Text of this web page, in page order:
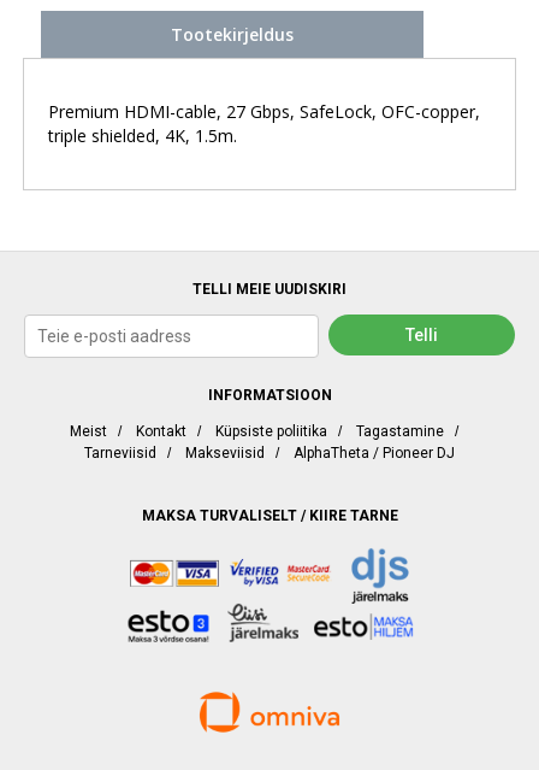
Tootekirjeldus
Premium HDMI-cable, 27 Gbps, SafeLock, OFC-copper,
triple shielded, 4K, 1.5m.
TELLI MEIE UUDISKIRI
INFORMATSIOON
Meist / Kontakt / Küpsiste poliitika / Tagastamine /
Tarneviisid
/ Makseviisid / AlphaTheta / Pioneer DJ
MAKSA TURVALISELT / KIIRE TARNE